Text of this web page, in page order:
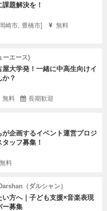
題解決を！
崎市, 豊橋市]
無料
ーエース)
屋大学発！一緒に中高生向けイ
？
無料 長期歓迎
が企画するイベント運営プロジ
ッフ募集！
無料
（ダルシャン）
方へ｜子ども支援×音楽表現
ー募集